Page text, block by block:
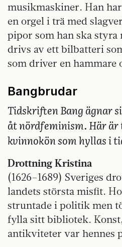
musikmaskiner. Han
en orgel i trä med
pipor som han ska
drivs av ett bilbatteri
som driver en hammare
Bangbrudar
Tidskriften Bang ägnar
åt nördfeminism. Här är
kvinnokön som hyllas i
Drottning Kristina
(1626–1689) Sveriges
landets största misfit.
struntade i politik men
fylla sitt bibliotek.
antikviteter var hennes